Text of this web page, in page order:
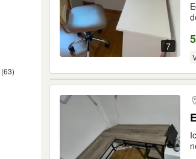
(63)
7